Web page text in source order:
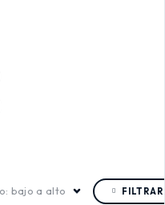
bajo a alto FILTRAR